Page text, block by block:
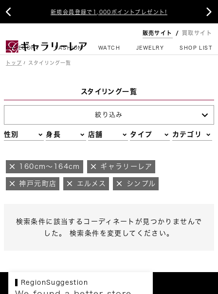
新規会員登録で1,000ポイントプレゼント!
 
販売サイト 買取サイト
CATEGORY FASHION WATCH JEWELRY SHOP LIST
トップ スタイリング一覧
スタイリング一覧
絞り込み
性別 身長 店舗 タイプ カテゴリ
160cm～164cm ギャラリーレア
神戸元町店 エルメス シンプル
検索条件に該当するコーディネートが見つかりませんで
した。 検索条件を変更してください。
RegionSuggestion